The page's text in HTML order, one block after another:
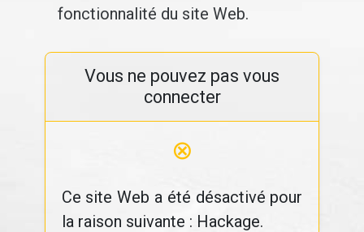
fonctionnalité du site Web.
Vous ne pouvez pas vous
connecter
⊗
Ce site Web a été désactivé pour
la raison suivante : Hackage.